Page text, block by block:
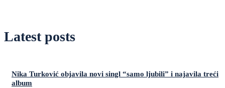
Latest posts
Nika Turković objavila novi singl “samo ljubili” i najavila treći
album